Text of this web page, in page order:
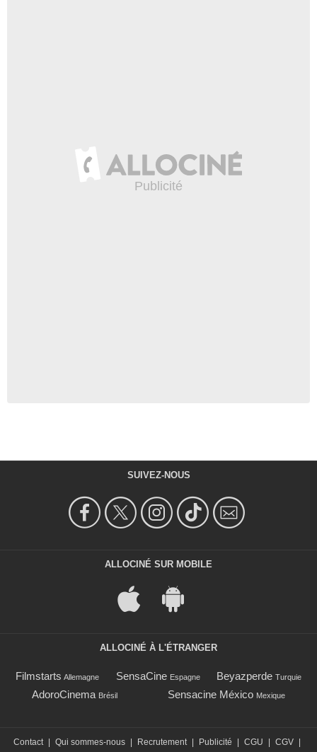
SUIVEZ-NOUS
ALLOCINÉ SUR MOBILE
ALLOCINÉ À L'ÉTRANGER
Filmstarts Allemagne SensaCine Espagne Beyazperde Turquie
AdoroCinema Brésil Sensacine México Mexique
Contact Qui sommes-nous Recrutement Publicité CGU CGV